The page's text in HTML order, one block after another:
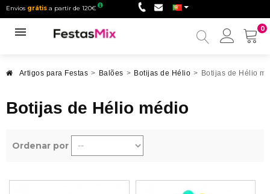
Envios grátis a partir de 120€
0
Minha
Artigos para Festas > Balões > Botijas de Hélio > Botijas de Hélio
Botijas de Hélio médio
Ordenar por